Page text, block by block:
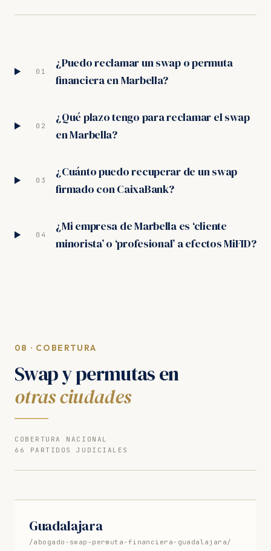
01
¿Puedo reclamar un swap o permuta
financiera en Marbella?
02
¿Qué plazo tengo para reclamar el swap
en Marbella?
03
¿Cuánto puedo recuperar de un swap
firmado con CaixaBank?
04
¿Mi empresa de Marbella es ‘cliente
minorista’ o ‘profesional’ a efectos MiFID?
08 · COBERTURA
Swap y permutas en
otras ciudades
COBERTURA NACIONAL
66 PARTIDOS JUDICIALES
Guadalajara
/abogado-swap-permuta-financiera-guadalajara/